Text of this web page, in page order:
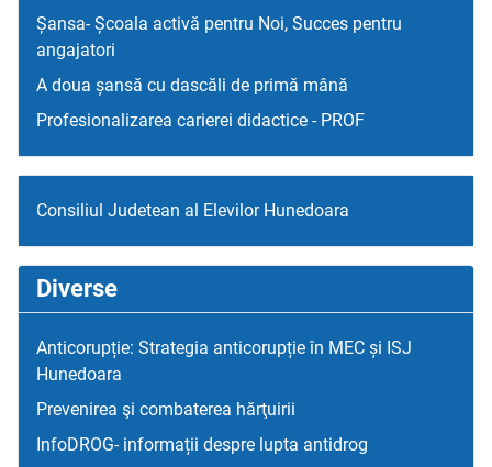
Șansa- Școala activă pentru Noi, Succes pentru
angajatori
A doua șansă cu dascăli de primă mână
Profesionalizarea carierei didactice - PROF
Consiliul Judetean al Elevilor Hunedoara
Diverse
Anticorupție: Strategia anticorupție în MEC și ISJ
Hunedoara
Prevenirea şi combaterea hărţuirii
InfoDROG- informații despre lupta antidrog